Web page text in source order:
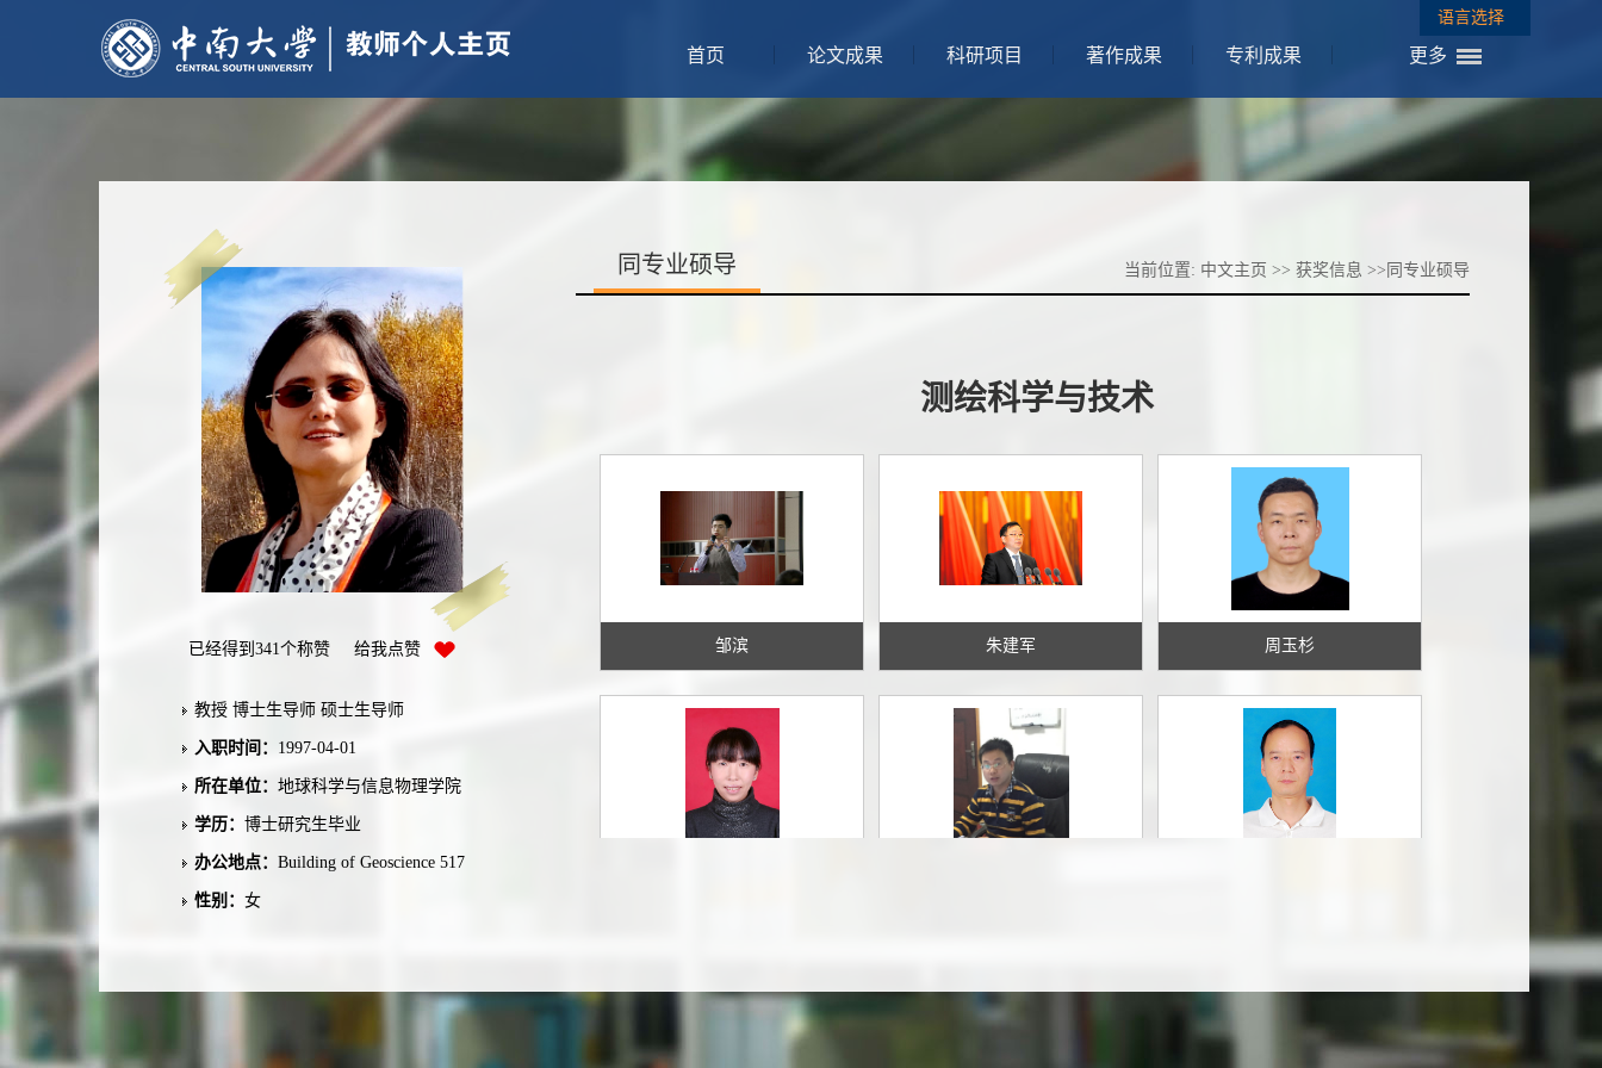
语言选择
首页 论文成果 科研项目 著作成果 专利成果 更多
已经得到 341个称赞 给我点赞
教授 博士生导师 硕士生导师
入职时间： 1997-04-01
所在单位： 地球科学与信息物理学院
学历： 博士研究生毕业
办公地点： Building of Geoscience 517
性别： 女
Professor
同专业硕导 当前位置: 中文主页 >> 获奖信息 >> 同专业硕导
测绘科学与技术
邹滨 朱建军 周玉杉